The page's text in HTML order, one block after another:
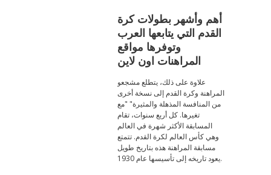
أهم وأشهر بطولات كرة
القدم التي يتابعها العرب
وتوفرها مواقع
المراهنات اون لاين
علاوة على ذلك، يتطلع مشجعو
المراهنة وكرة القدم إلى نسخة أخرى
من المنافسة المذهلة والمثيرة" "مع
تغيرها. كل أربع سنوات، تقام
المسابقة الأكثر شهرة في العالم
وهي كأس العالم لكرة القدم. تتمتع
مسابقة المراهنة هذه بتاريخ طويل
يعود تاريخه إلى تأسيسها عام 1930.